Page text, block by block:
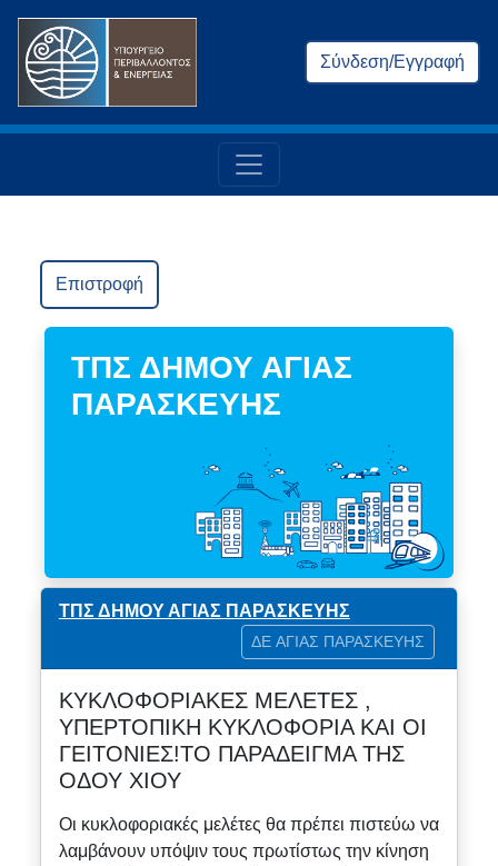
Σύνδεση/Εγγραφή
Επιστροφή
ΤΠΣ ΔΗΜΟΥ ΑΓΙΑΣ
ΠΑΡΑΣΚΕΥΗΣ
ΤΠΣ ΔΗΜΟΥ ΑΓΙΑΣ ΠΑΡΑΣΚΕΥΗΣ
ΔΕ ΑΓΙΑΣ ΠΑΡΑΣΚΕΥΗΣ
ΚΥΚΛΟΦΟΡΙΑΚΕΣ ΜΕΛΕΤΕΣ ,
ΥΠΕΡΤΟΠΙΚΗ ΚΥΚΛΟΦΟΡΙΑ ΚΑΙ ΟΙ
ΓΕΙΤΟΝΙΕΣ!ΤΟ ΠΑΡΑΔΕΙΓΜΑ ΤΗΣ
ΟΔΟΥ ΧΙΟΥ
Οι κυκλοφοριακές μελέτες θα πρέπει πιστεύω να
λαμβάνουν υπόψιν τους πρωτίστως την κίνηση